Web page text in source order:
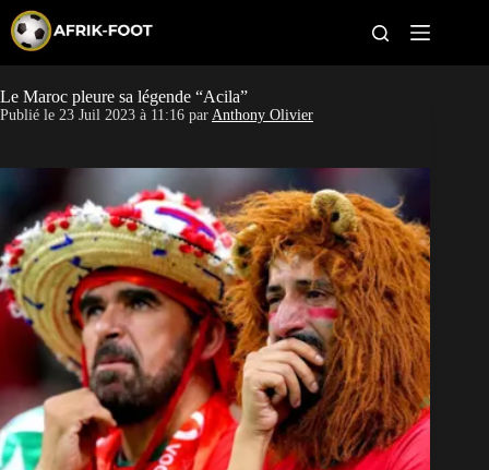
p
t
o
c
n
t
CAN féminine
Pays
Clubs
Classement
Paris sportifs
Le Maroc pleure sa légende “Acila”
Publié le 23 Juil 2023 à 11:16 par Anthony Olivier